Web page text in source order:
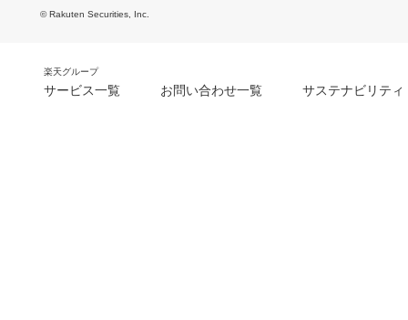
© Rakuten Securities, Inc.
楽天グループ
サービス一覧 お問い合わせ一覧 サステナビリティ